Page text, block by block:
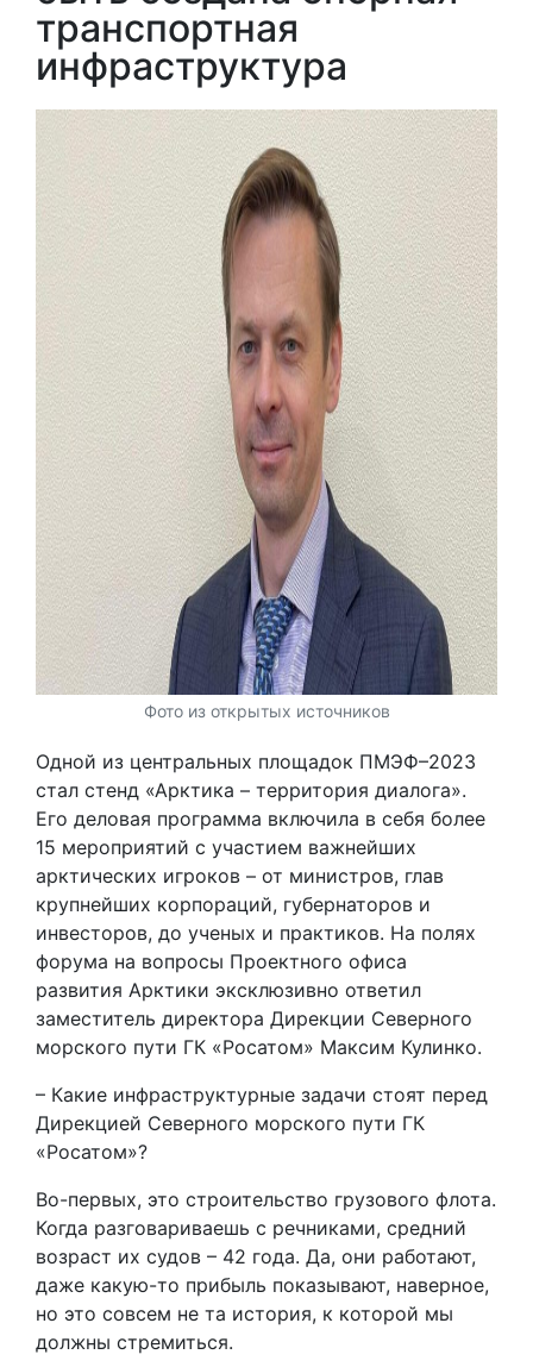
транспортная
инфраструктура
Фото из открытых источников
Одной из центральных площадок ПМЭФ–2023
стал стенд «Арктика – территория диалога».
Его деловая программа включила в себя более
15 мероприятий с участием важнейших
арктических игроков – от министров, глав
крупнейших корпораций, губернаторов и
инвесторов, до ученых и практиков. На полях
форума на вопросы Проектного офиса
развития Арктики эксклюзивно ответил
заместитель директора Дирекции Северного
морского пути ГК «Росатом» Максим Кулинко.
– Какие инфраструктурные задачи стоят перед
Дирекцией Северного морского пути ГК
«Росатом»?
Во-первых, это строительство грузового флота.
Когда разговариваешь с речниками, средний
возраст их судов – 42 года. Да, они работают,
даже какую-то прибыль показывают, наверное,
но это совсем не та история, к которой мы
должны стремиться.